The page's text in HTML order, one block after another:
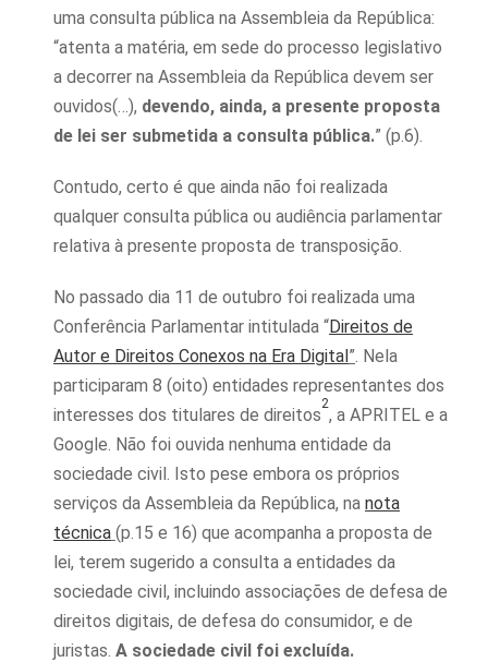
uma consulta pública na Assembleia da República:
“atenta a matéria, em sede do processo legislativo
a decorrer na Assembleia da República devem ser
ouvidos(…), devendo, ainda, a presente proposta
de lei ser submetida a consulta pública.” (p.6).
Contudo, certo é que ainda não foi realizada
qualquer consulta pública ou audiência parlamentar
relativa à presente proposta de transposição.
No passado dia 11 de outubro foi realizada uma
Conferência Parlamentar intitulada “Direitos de
Autor e Direitos Conexos na Era Digital”. Nela
participaram 8 (oito) entidades representantes dos
interesses dos titulares de direitos
2
, a APRITEL e a
Google. Não foi ouvida nenhuma entidade da
sociedade civil. Isto pese embora os próprios
serviços da Assembleia da República, na nota
técnica (p.15 e 16) que acompanha a proposta de
lei, terem sugerido a consulta a entidades da
sociedade civil, incluindo associações de defesa de
direitos digitais, de defesa do consumidor, e de
juristas. A sociedade civil foi excluída.